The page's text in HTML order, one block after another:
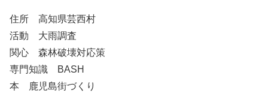
住所 高知県芸西村
活動 大雨調査
関心 森林破壊対応策
専門知識 BASH
本 鹿児島街づくり